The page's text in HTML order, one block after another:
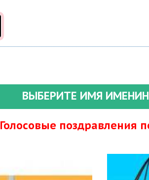
ВЫБЕРИТЕ ИМЯ
Голосовые поздравления